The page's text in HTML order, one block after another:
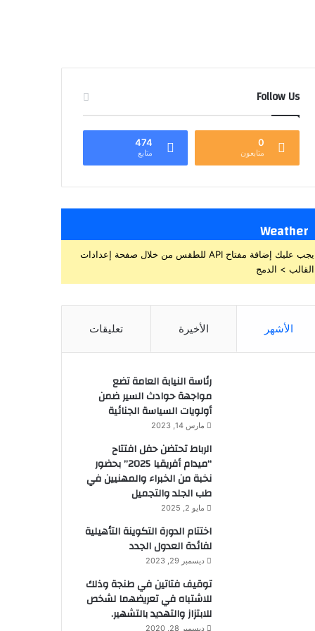
Follow Us
0
متابعون
474
متابع
Weather
يجب عليك إضافة مفتاح API للطقس من خلال صفحة إعدادات
القالب > الدمج
الأشهر الأخيرة تعليقات
رئاسة النيابة العامة تضع
مواجهة حوادث السير ضمن
أولويات السياسة الجنائية
مارس 14, 2023
الرباط تحتضن حفل افتتاح
“ميدام أفريقيا 2025” بحضور
نخبة من الخبراء والمهنيين في
طب الجلد والتجميل
مايو 2, 2025
اختتام الدورة التكوينة التأهيلية
لفائدة العدول الجدد
ديسمبر 29, 2023
توقيف فتاتين في طنجة وذلك
للاشتباه في تعريضهما لشخص
للابتزاز والتهديد بالتشهير.
ديسمبر 28, 2020